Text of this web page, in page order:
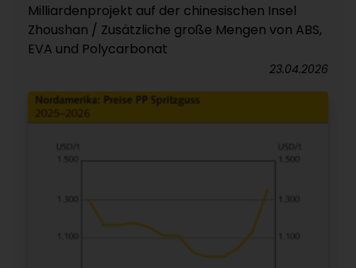
Milliardenprojekt auf der chinesischen Insel
Zhoushan / Zusätzliche große Mengen von ABS,
EVA und Polycarbonat
23.04.2026